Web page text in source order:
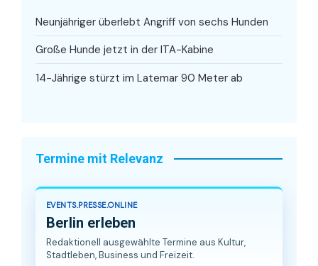
Neunjähriger überlebt Angriff von sechs Hunden
Große Hunde jetzt in der ITA-Kabine
14-Jährige stürzt im Latemar 90 Meter ab
Termine mit Relevanz
EVENTS.PRESSE.ONLINE
Berlin erleben
Redaktionell ausgewählte Termine aus Kultur,
Stadtleben, Business und Freizeit.